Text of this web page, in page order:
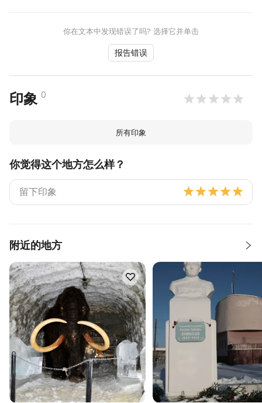
你在文本中发现错误了吗? 选择它并单击
报告错误
印象 0
所有印象
你觉得这个地方怎么样？
附近的地方